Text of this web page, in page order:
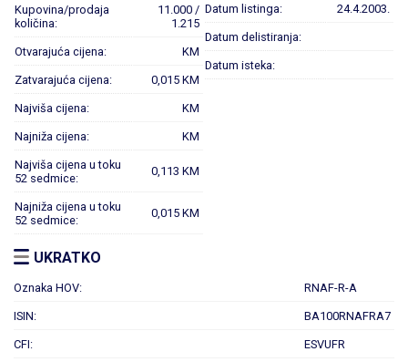
Kupovina/prodaja
količina:
11.000 /
1.215
Otvarajuća cijena: KM
Zatvarajuća cijena: 0,015 KM
Najviša cijena: KM
Najniža cijena: KM
Najviša cijena u toku
52 sedmice:
0,113 KM
Najniža cijena u toku
52 sedmice:
0,015 KM
Datum listinga: 24.4.2003.
Datum delistiranja:
Datum isteka:
UKRATKO
Oznaka HOV: RNAF-R-A
ISIN: BA100RNAFRA7
CFI: ESVUFR